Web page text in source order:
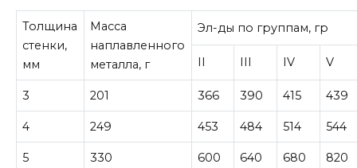
Толщина
стенки,
мм
Масса
наплавленного
металла, г
Эл-ды по группам, гр
II III IV V
3 201 366 390 415 439
4 249 453 484 514 544
5 330 600 640 680 820